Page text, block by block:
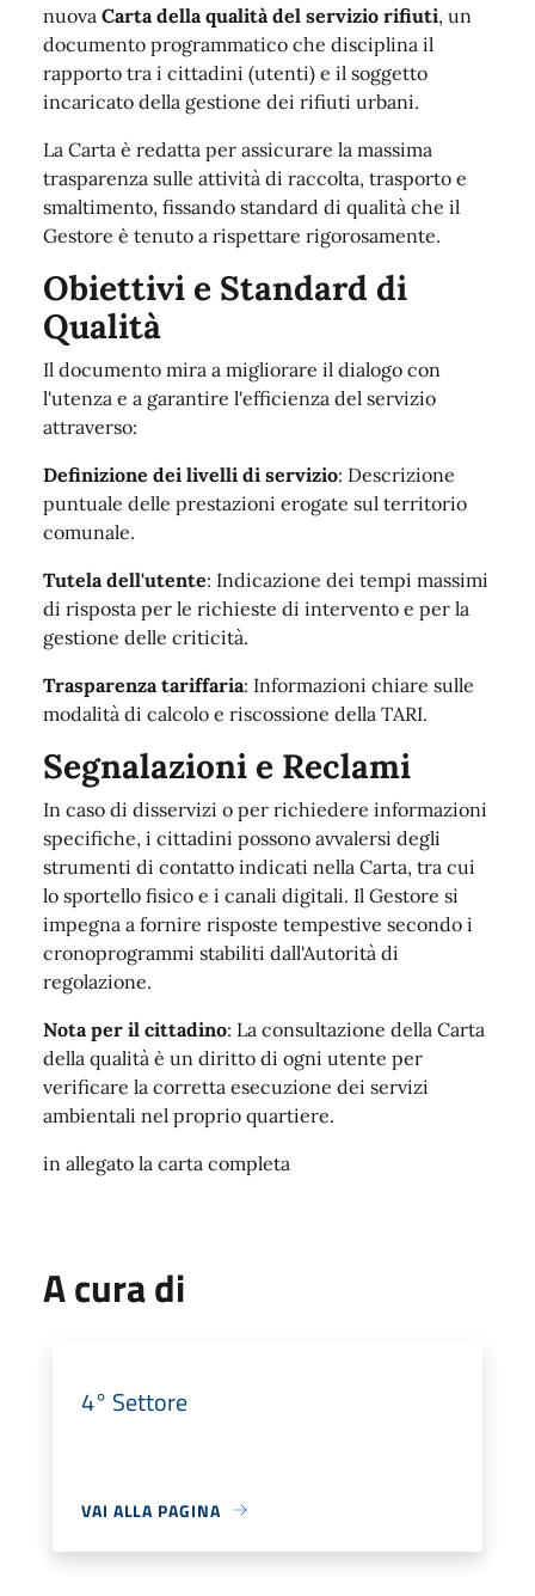
nuova Carta della qualità del servizio rifiuti, un
documento programmatico che disciplina il
rapporto tra i cittadini (utenti) e il soggetto
incaricato della gestione dei rifiuti urbani.
La Carta è redatta per assicurare la massima
trasparenza sulle attività di raccolta, trasporto e
smaltimento, fissando standard di qualità che il
Gestore è tenuto a rispettare rigorosamente.
Obiettivi e Standard di
Qualità
Il documento mira a migliorare il dialogo con
l'utenza e a garantire l'efficienza del servizio
attraverso:
Definizione dei livelli di servizio: Descrizione
puntuale delle prestazioni erogate sul territorio
comunale.
Tutela dell'utente: Indicazione dei tempi massimi
di risposta per le richieste di intervento e per la
gestione delle criticità.
Trasparenza tariffaria: Informazioni chiare sulle
modalità di calcolo e riscossione della TARI.
Segnalazioni e Reclami
In caso di disservizi o per richiedere informazioni
specifiche, i cittadini possono avvalersi degli
strumenti di contatto indicati nella Carta, tra cui
lo sportello fisico e i canali digitali. Il Gestore si
impegna a fornire risposte tempestive secondo i
cronoprogrammi stabiliti dall'Autorità di
regolazione.
Nota per il cittadino: La consultazione della Carta
della qualità è un diritto di ogni utente per
verificare la corretta esecuzione dei servizi
ambientali nel proprio quartiere.
in allegato la carta completa
A cura di
4° Settore
VAI ALLA PAGINA